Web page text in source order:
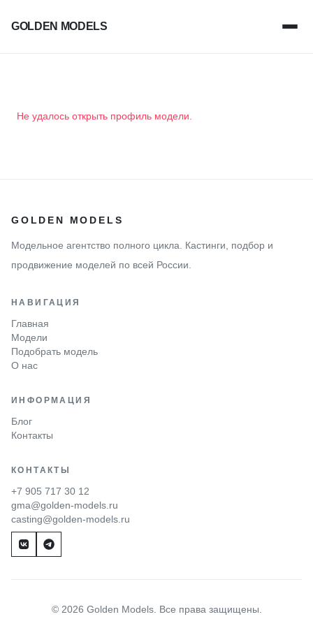
GOLDEN MODELS
Не удалось открыть профиль модели.
GOLDEN MODELS
Модельное агентство полного цикла. Кастинги, подбор и
продвижение моделей по всей России.
НАВИГАЦИЯ
Главная
Модели
Подобрать модель
О нас
ИНФОРМАЦИЯ
Блог
Контакты
КОНТАКТЫ
+7 905 717 30 12
gma@golden-models.ru
casting@golden-models.ru
© 2026 Golden Models. Все права защищены.